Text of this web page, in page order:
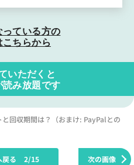
ている方の
こちらから
いただくと
読み放題です
回収期間は？（おまけ: PayPalとの
次の画像
戻る 2/15